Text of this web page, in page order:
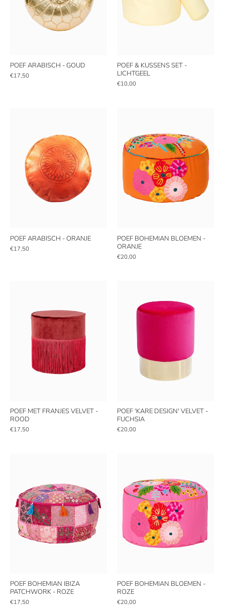
POEF ARABISCH - GOUD
€17,50
POEF & KUSSENS SET -
LICHTGEEL
€10,00
POEF ARABISCH - ORANJE
€17,50
POEF BOHEMIAN BLOEMEN -
ORANJE
€20,00
POEF MET FRANJES VELVET -
ROOD
€17,50
POEF 'KARE DESIGN' VELVET -
FUCHSIA
€20,00
POEF BOHEMIAN IBIZA
PATCHWORK - ROZE
€17,50
POEF BOHEMIAN BLOEMEN -
ROZE
€20,00